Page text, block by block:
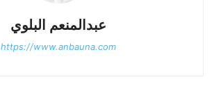
عبدالمنعم البلوي
https://www.anbauna.com